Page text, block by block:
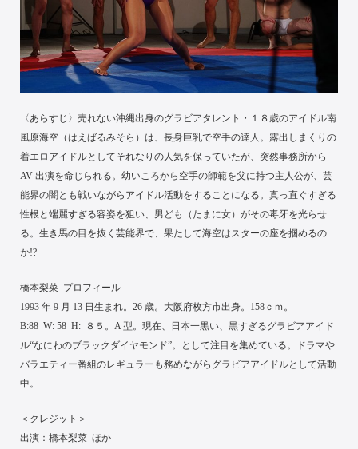
〈あらすじ〉売れない沖縄出身のグラビアタレント・１８歳のアイドル南
風原海空（はえばるみそら）は、長身巨乳で空手の達人。露出しまくりの
着エロアイドルとしてそれなりの人気を保っていたが、突然事務所から
AV 出演を命じられる。幼いころから空手の師範を父に持つ主人公が、芸
能界の闇とも戦いながらアイドル活動をすることになる。真っ直ぐすぎる
性根と端麗すぎる容姿を狙い、男ども（たまに女）がその毒牙を光らせ
る。生き馬の目を抜く芸能界で、果たして海空はスターの座を掴めるの
か!?
橋本梨菜 プロフィール
1993 年 9 月 13 日生まれ。26 歳。大阪府枚方市出身。158ｃｍ。
B:88 W: 58 H: ８５。A 型。現在、日本一黒い、黒すぎるグラビアアイド
ル“なにわのブラックダイヤモンド”。として注目を集めている。ドラマや
バラエティー番組のレギュラーも務めながらグラビアアイドルとして活動
中。
＜クレジット＞
出演：橋本梨菜 ほか